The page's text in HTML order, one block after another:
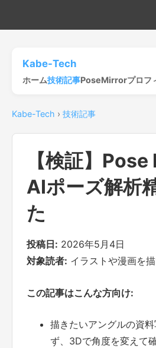
Kabe-Tech
ホーム技術記事PoseMirrorプロフ
Kabe-Tech › 技術記事
【検証】
AIポーズ解析
た
投稿日: 2026年5月4日
対象読者: イラストや漫画を
この記事はこんな方向け:
描きたいアングルの資
ず、3Dで角度を変えて